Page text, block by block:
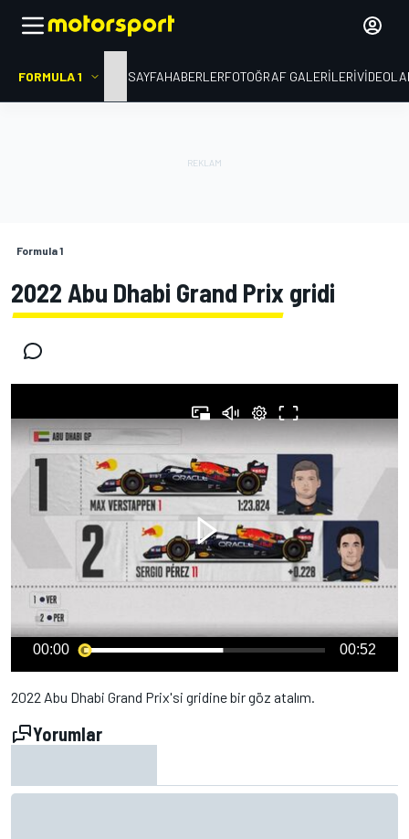
FORMULA 1 ANA SAYFAHABERLERFOTOĞRAF GALERILERI
Formula 1
2022 Abu Dhabi Grand Prix gridi
00:00 00:52
2022 Abu Dhabi Grand Prix'si gridine bir göz atalım.
Yorumlar